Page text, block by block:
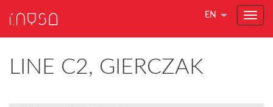
EN
LINE C2, GIERCZAK